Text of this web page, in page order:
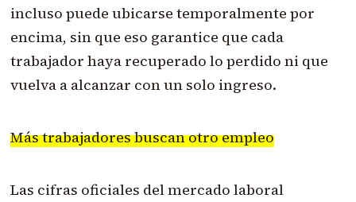
incluso puede ubicarse temporalmente por
encima, sin que eso garantice que cada
trabajador haya recuperado lo perdido ni que
vuelva a alcanzar con un solo ingreso.
Más trabajadores buscan otro empleo
Las cifras oficiales del mercado laboral